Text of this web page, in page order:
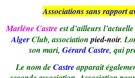
Associations sans rapport
Marlène Castreest d’ailleurs
AlgerClub, associationpied-noir.
son mari, Gérard Castre, qui
Le nom deCastreapparaît